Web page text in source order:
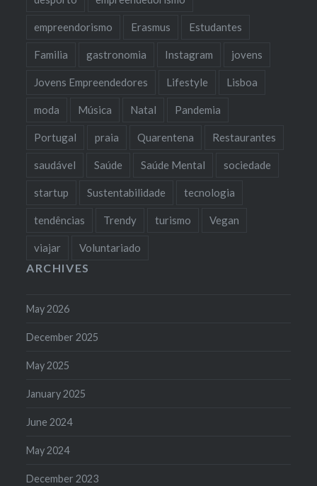
empreendorismo Erasmus Estudantes
Familia gastronomia Instagram jovens
Jovens Empreendedores Lifestyle Lisboa
moda Música Natal Pandemia
Portugal praia Quarentena Restaurantes
saudável Saúde Saúde Mental sociedade
startup Sustentabilidade tecnologia
tendências Trendy turismo Vegan
viajar Voluntariado
ARCHIVES
May 2026
December 2025
May 2025
January 2025
June 2024
May 2024
December 2023